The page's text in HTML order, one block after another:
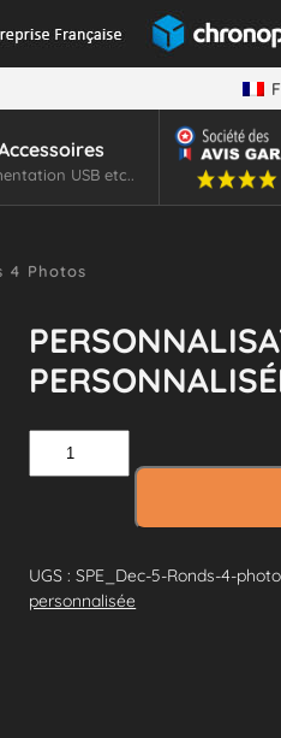
USB etc..
4 Photos
Personnalisée
5
Ronds
UGS :SPE_Dec-5-Ronds-4-
personnalisée